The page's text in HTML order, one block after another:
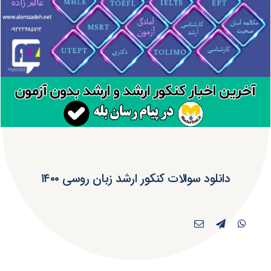
دانلود سوالات کنکور ارشد زبان روسی ۱۴۰۰